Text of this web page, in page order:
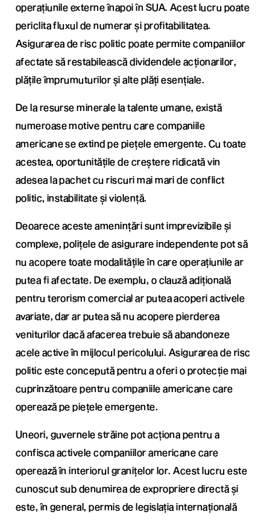
operațiunile externe înapoi în SUA. Acest lucru poate
periclita fluxul de numerar și profitabilitatea.
Asigurarea de risc politic poate permite companiilor
afectate să restabilească dividendele acționarilor,
plățile împrumuturilor și alte plăți esențiale.
De la resurse minerale la talente umane, există
numeroase motive pentru care companiile
americane se extind pe piețele emergente. Cu toate
acestea, oportunitățile de creștere ridicată vin
adesea la pachet cu riscuri mai mari de conflict
politic, instabilitate și violență.
Deoarece aceste amenințări sunt imprevizibile și
complexe, polițele de asigurare independente pot să
nu acopere toate modalitățile în care operațiunile ar
putea fi afectate. De exemplu, o clauză adițională
pentru terorism comercial ar putea acoperi activele
avariate, dar ar putea să nu acopere pierderea
veniturilor dacă afacerea trebuie să abandoneze
acele active în mijlocul pericolului. Asigurarea de risc
politic este concepută pentru a oferi o protecție mai
cuprinzătoare pentru companiile americane care
operează pe piețele emergente.
Uneori, guvernele străine pot acționa pentru a
confisca activele companiilor americane care
operează în interiorul granițelor lor. Acest lucru este
cunoscut sub denumirea de expropriere directă și
este, în general, permis de legislația internațională